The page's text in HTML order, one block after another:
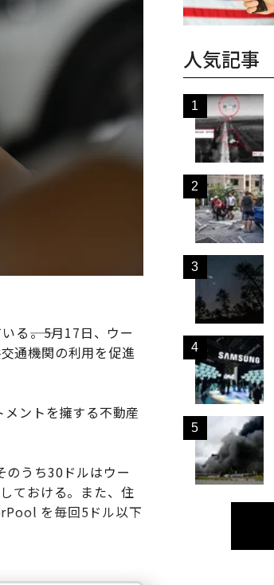
――。5月17日、ウー
通機関の利用を促進
ントを擁する不動産
うち30ドルはウー
ておける。また、住
を毎回5ドル以下
人気記事